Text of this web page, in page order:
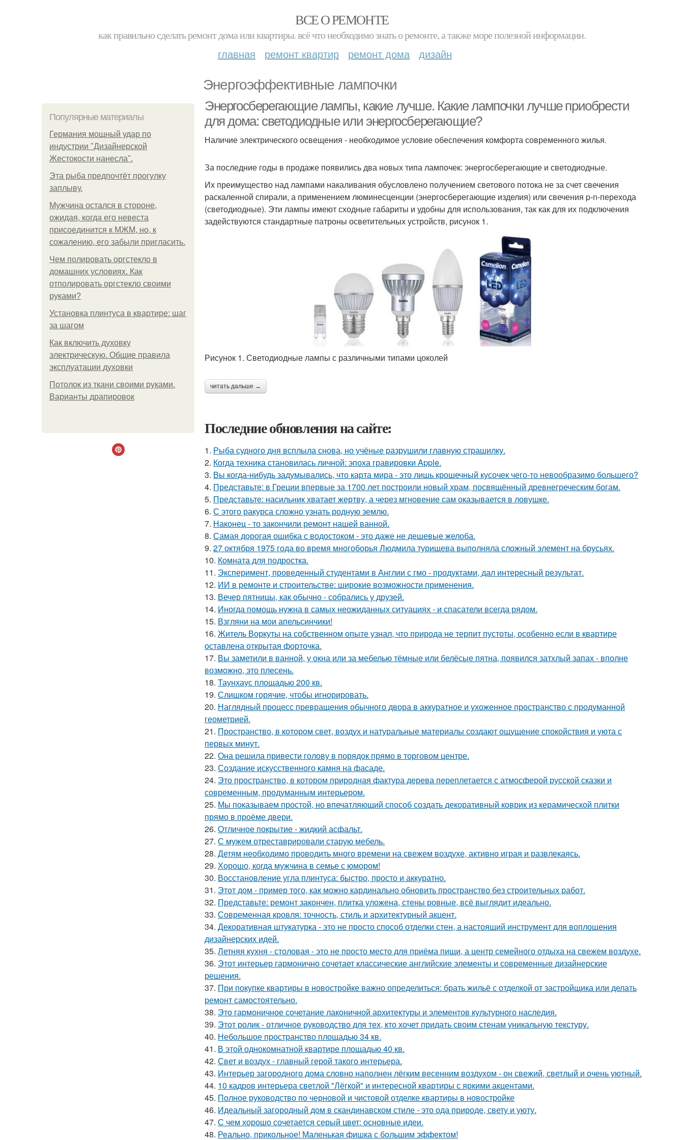
ВСЕ О РЕМОНТЕ
как правильно сделать ремонт дома или квартиры. всё что необходимо знать о ремонте, а также море полезной информации.
главная ремонт квартир ремонт дома дизайн
Энергоэффективные лампочки
Популярные материалы
Германия мощный удар по
индустрии "Дизайнерской
Жестокости нанесла".
Эта рыба предпочтёт прогулку
заплыву.
Мужчина остался в стороне,
ожидая, когда его невеста
присоединится к МЖМ, но, к
сожалению, его забыли пригласить.
Чем полировать оргстекло в
домашних условиях. Как
отполировать оргстекло своими
руками?
Установка плинтуса в квартире: шаг
за шагом
Как включить духовку
электрическую. Общие правила
эксплуатации духовки
Потолок из ткани своими руками.
Варианты драпировок
Энергосберегающие лампы, какие лучше. Какие лампочки лучше приобрести
для дома: светодиодные или энергосберегающие?
Наличие электрического освещения - необходимое условие обеспечения комфорта современного жилья.
За последние годы в продаже появились два новых типа лампочек: энергосберегающие и светодиодные.
Их преимущество над лампами накаливания обусловлено получением светового потока не за счет свечения
раскаленной спирали, а применением люминесценции (энергосберегающие изделия) или свечения p-n-перехода
(светодиодные). Эти лампы имеют сходные габариты и удобны для использования, так как для их подключения
задействуются стандартные патроны осветительных устройств, рисунок 1.
Рисунок 1. Светодиодные лампы с различными типами цоколей
читать дальше →
Последние обновления на сайте:
1. Рыба судного дня всплыла снова, но учёные разрушили главную страшилку.
2. Когда техника становилась личной: эпоха гравировки Apple.
3. Вы когда-нибудь задумывались, что карта мира - это лишь крошечный кусочек чего-то невообразимо большего?
4. Представьте: в Греции впервые за 1700 лет построили новый храм, посвящённый древнегреческим богам.
5. Представьте: насильник хватает жертву, а через мгновение сам оказывается в ловушке.
6. С этого ракурса сложно узнать родную землю.
7. Наконец - то закончили ремонт нашей ванной.
8. Самая дорогая ошибка с водостоком - это даже не дешевые желоба.
9. 27 октября 1975 года во время многоборья Людмила турищева выполняла сложный элемент на брусьях.
10. Комната для подростка.
11. Эксперимент, проведенный студентами в Англии с гмо - продуктами, дал интересный результат.
12. ИИ в ремонте и строительстве: широкие возможности применения.
13. Вечер пятницы, как обычно - собрались у друзей.
14. Иногда помощь нужна в самых неожиданных ситуациях - и спасатели всегда рядом.
15. Взгляни на мои апельсинчики!
16. Житель Воркуты на собственном опыте узнал, что природа не терпит пустоты, особенно если в квартире
оставлена открытая форточка.
17. Вы заметили в ванной, у окна или за мебелью тёмные или белёсые пятна, появился затхлый запах - вполне
возможно, это плесень.
18. Таунхаус площадью 200 кв.
19. Слишком горячие, чтобы игнорировать.
20. Наглядный процесс превращения обычного двора в аккуратное и ухоженное пространство с продуманной
геометрией.
21. Пространство, в котором свет, воздух и натуральные материалы создают ощущение спокойствия и уюта с
первых минут.
22. Она решила привести голову в порядок прямо в торговом центре.
23. Создание искусственного камня на фасаде.
24. Это пространство, в котором природная фактура дерева переплетается с атмосферой русской сказки и
современным, продуманным интерьером.
25. Мы показываем простой, но впечатляющий способ создать декоративный коврик из керамической плитки
прямо в проёме двери.
26. Отличное покрытие - жидкий асфальт.
27. С мужем отреставрировали старую мебель.
28. Детям необходимо проводить много времени на свежем воздухе, активно играя и развлекаясь.
29. Хорошо, когда мужчина в семье с юмором!
30. Восстановление угла плинтуса: быстро, просто и аккуратно.
31. Этот дом - пример того, как можно кардинально обновить пространство без строительных работ.
32. Представьте: ремонт закончен, плитка уложена, стены ровные, всё выглядит идеально.
33. Современная кровля: точность, стиль и архитектурный акцент.
34. Декоративная штукатурка - это не просто способ отделки стен, а настоящий инструмент для воплощения
дизайнерских идей.
35. Летняя кухня - столовая - это не просто место для приёма пищи, а центр семейного отдыха на свежем воздухе.
36. Этот интерьер гармонично сочетает классические английские элементы и современные дизайнерские
решения.
37. При покупке квартиры в новостройке важно определиться: брать жильё с отделкой от застройщика или делать
ремонт самостоятельно.
38. Это гармоничное сочетание лаконичной архитектуры и элементов культурного наследия.
39. Этот ролик - отличное руководство для тех, кто хочет придать своим стенам уникальную текстуру.
40. Небольшое пространство площадью 34 кв.
41. В этой однокомнатной квартире площадью 40 кв.
42. Свет и воздух - главный герой такого интерьера.
43. Интерьер загородного дома словно наполнен лёгким весенним воздухом - он свежий, светлый и очень уютный.
44. 10 кадров интерьера светлой "Лёгкой" и интересной квартиры с яркими акцентами.
45. Полное руководство по черновой и чистовой отделке квартиры в новостройке
46. Идеальный загородный дом в скандинавском стиле - это ода природе, свету и уюту.
47. С чем хорошо сочетается серый цвет: основные идеи.
48. Реально, прикольное! Маленькая фишка с большим эффектом!